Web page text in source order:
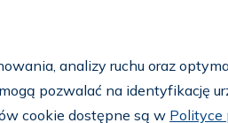
tel./
tel.:22
tel.:22
analizy ruchu oraz
pozwalać na identyfikację
cookie dostępne są w Polityce